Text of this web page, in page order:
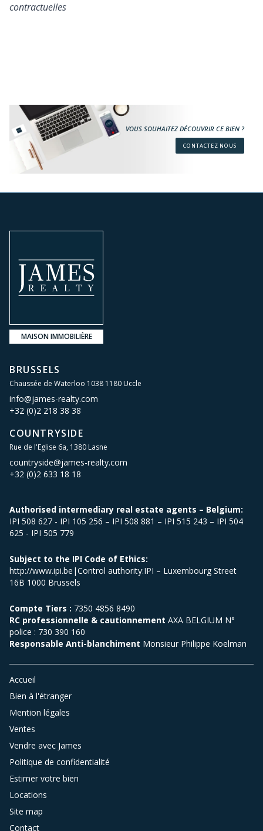
contractuelles
VOUS SOUHAITEZ DÉCOUVRIR CE BIEN ?
CONTACTEZ NOUS
MAISON IMMOBILIÈRE
BRUSSELS
Chaussée de Waterloo 1038 1180 Uccle
info@james-realty.com
+32 (0)2 218 38 38
COUNTRYSIDE
Rue de l'Eglise 6a, 1380 Lasne
countryside@james-realty.com
+32 (0)2 633 18 18
Authorised intermediary real estate agents – Belgium:
IPI 508 627 - IPI 105 256 – IPI 508 881 – IPI 515 243 – IPI 504
625 - IPI 505 779
Subject to the IPI Code of Ethics:
http://www.ipi.be|Control authority:IPI – Luxembourg Street
16B 1000 Brussels
Compte Tiers : 7350 4856 8490
RC professionnelle & cautionnement AXA BELGIUM N°
police : 730 390 160
Responsable Anti-blanchiment Monsieur Philippe Koelman
Accueil
Bien à l'étranger
Mention légales
Ventes
Vendre avec James
Politique de confidentialité
Estimer votre bien
Locations
Site map
Contact